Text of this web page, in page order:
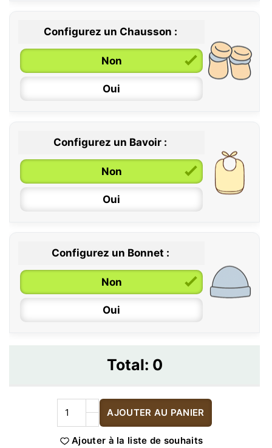
0 / 6 mois
6 / 12 mois
12 / 18 mois
Configurez un Chausson :
Non
Oui
Configurez un Bavoir :
Non
Oui
Configurez un Bonnet :
Non
Oui
Total: 0
AJOUTER AU PANIER
Ajouter à la liste de souhaits